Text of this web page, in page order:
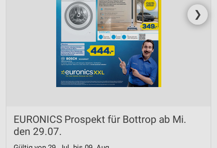
❯
EURONICS Prospekt für Bottrop ab Mi.
den 29.07.